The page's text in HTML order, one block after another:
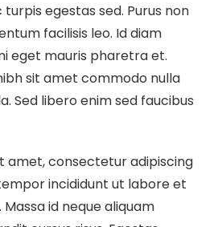
egestas sed. Purus non
facilisis leo. Id diam
eget mauris pharetra et.
sit amet commodo nulla
Sed libero enim sed faucibus
amet, consectetur adipiscing
incididunt ut labore et
id neque aliquam